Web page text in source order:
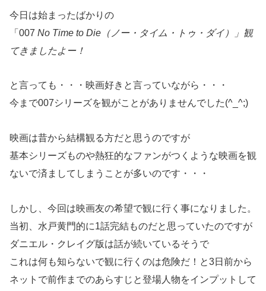
今日は始まったばかりの
「007 No Time to Die（ノー・タイム・トゥ・ダイ）」観
てきましたよー！
と言っても・・・映画好きと言っていながら・・・
今まで007シリーズを観がことがありませんでした(^_^;)
映画は昔から結構観る方だと思うのですが
基本シリーズものや熱狂的なファンがつくような映画を観
ないで済ましてしまうことが多いのです・・・
しかし、今回は映画友の希望で観に行く事になりました。
当初、水戸黄門的に1話完結ものだと思っていたのですが
ダニエル・クレイグ版は話が続いているそうで
これは何も知らないで観に行くのは危険だ！と3日前から
ネットで前作までのあらすじと登場人物をインプットして